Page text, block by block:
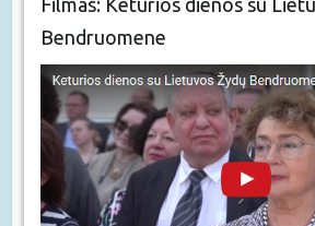
Bendruomene